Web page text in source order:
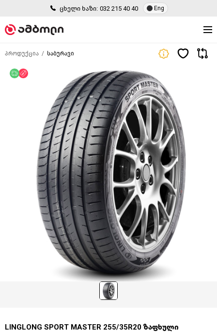
ცხელი ხაზი: 032 215 40 40 Eng
პროდუქცია საბურავი
უფასო მიწოდება
LINGLONG SPORT MASTER 255/35R20 ზაფხული